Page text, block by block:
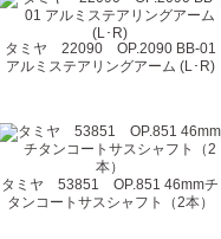
タミヤ 22090 OP.2090 BB-01
アルミステアリングアーム (L･R)
タミヤ 53851 OP.851 46mmチ
タンコートサスシャフト（2本）